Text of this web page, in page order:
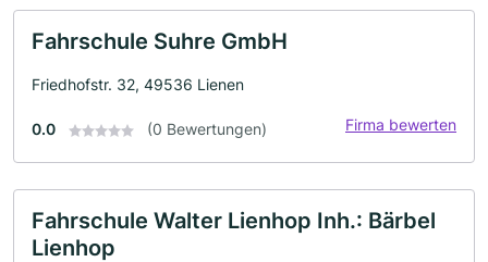
Fahrschule Suhre GmbH
Friedhofstr. 32, 49536 Lienen
0.0 (0 Bewertungen) Firma bewerten
Fahrschule Walter Lienhop Inh.: Bärbel
Lienhop